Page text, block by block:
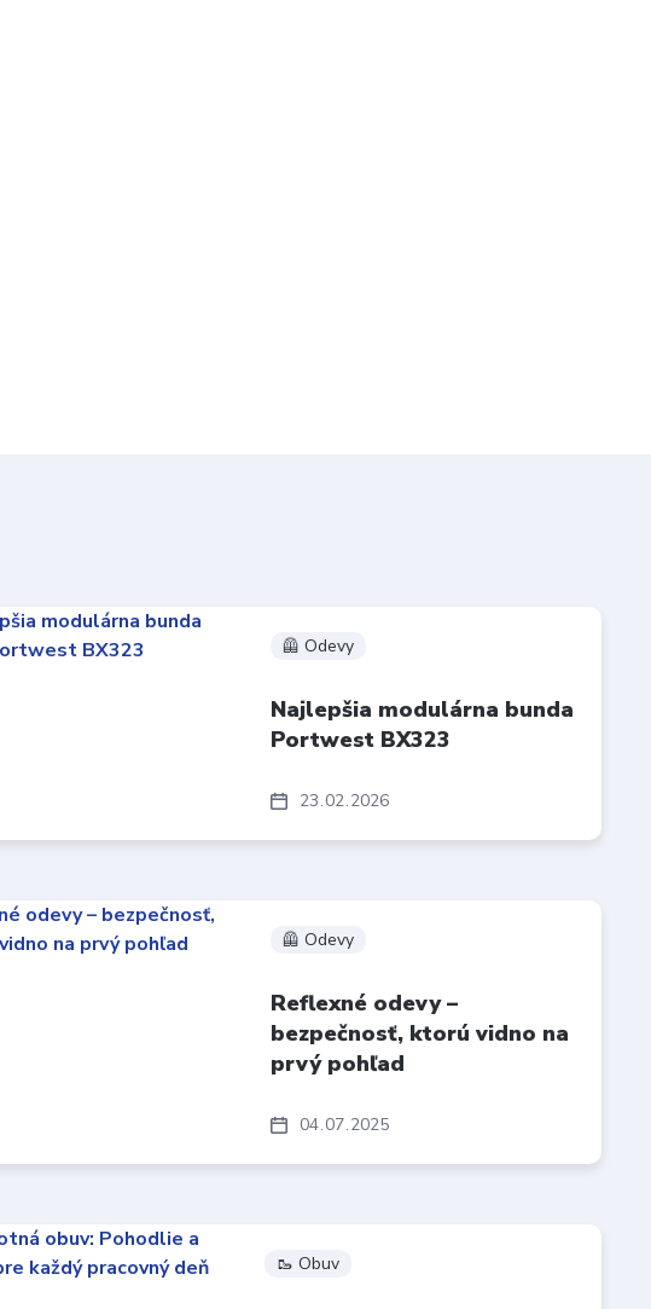
23 02 2026
🦺 Odevy
Najlepšia modulárna bunda
Portwest BX323
04 07 2025
🦺 Odevy
Reflexné odevy –
bezpečnosť, ktorú vidno na
prvý pohľad
🥾 Obuv